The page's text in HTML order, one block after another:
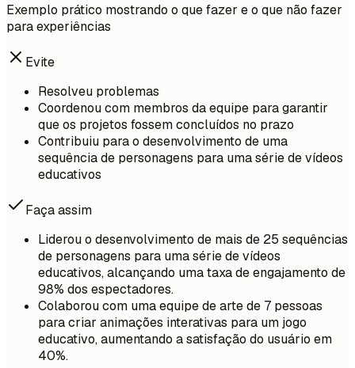
Exemplo prático mostrando o que fazer e o que não fazer
para experiências
Evite
Resolveu problemas
Coordenou com membros da equipe para garantir
que os projetos fossem concluídos no prazo
Contribuiu para o desenvolvimento de uma
sequência de personagens para uma série de vídeos
educativos
Faça assim
Liderou o desenvolvimento de mais de 25 sequências
de personagens para uma série de vídeos
educativos, alcançando uma taxa de engajamento de
98% dos espectadores.
Colaborou com uma equipe de arte de 7 pessoas
para criar animações interativas para um jogo
educativo, aumentando a satisfação do usuário em
40%.